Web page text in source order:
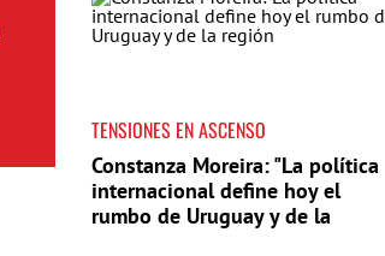
TENSIONES EN ASCENSO
Constanza Moreira: "La política
internacional define hoy el
rumbo de Uruguay y de la